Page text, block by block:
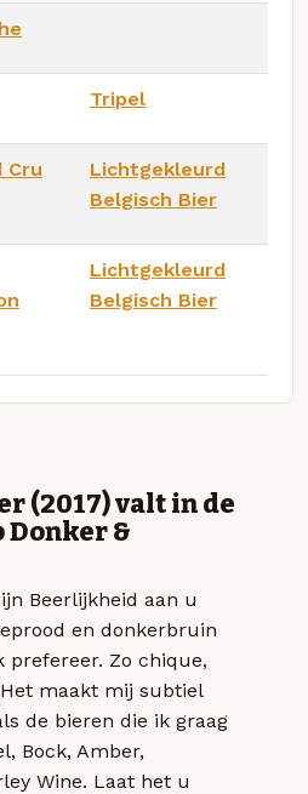
Tripel
Cru
Lichtgekleurd
Belgisch Bier
Lichtgekleurd
Belgisch Bier
(2017) valt in de
&
Beerlijkheid aan u
en donkerbruin
prefereer. Zo chique,
maakt mij subtiel
de bieren die ik graag
Bock, Amber,
Wine. Laat het u